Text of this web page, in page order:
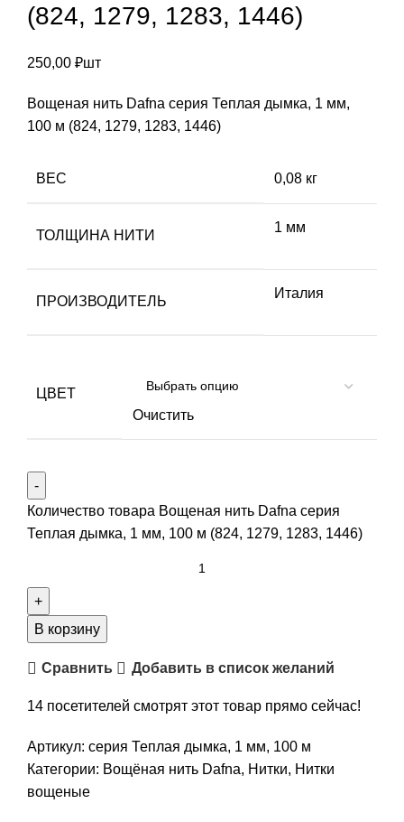
(824, 1279, 1283, 1446)
250,00 ₽шт
Вощеная нить Dafna cерия Теплая дымка, 1 мм,
100 м (824, 1279, 1283, 1446)
ВЕС 0,08 кг
ТОЛЩИНА НИТИ
1 мм
ПРОИЗВОДИТЕЛЬ
Италия
ЦВЕТ
Очистить
Количество товара Вощеная нить Dafna cерия
Теплая дымка, 1 мм, 100 м (824, 1279, 1283, 1446)
В корзину
Сравнить Добавить в список желаний
14 посетителей смотрят этот товар прямо сейчас!
Артикул: серия Теплая дымка, 1 мм, 100 м
Категории: Вощёная нить Dafna, Нитки, Нитки
вощеные